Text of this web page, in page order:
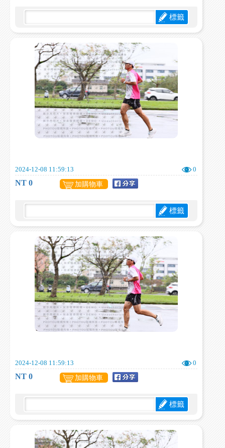
標籤
2024-12-08 11:59:13 0
NT 0 加購物車
標籤
2024-12-08 11:59:13 0
NT 0 加購物車
標籤